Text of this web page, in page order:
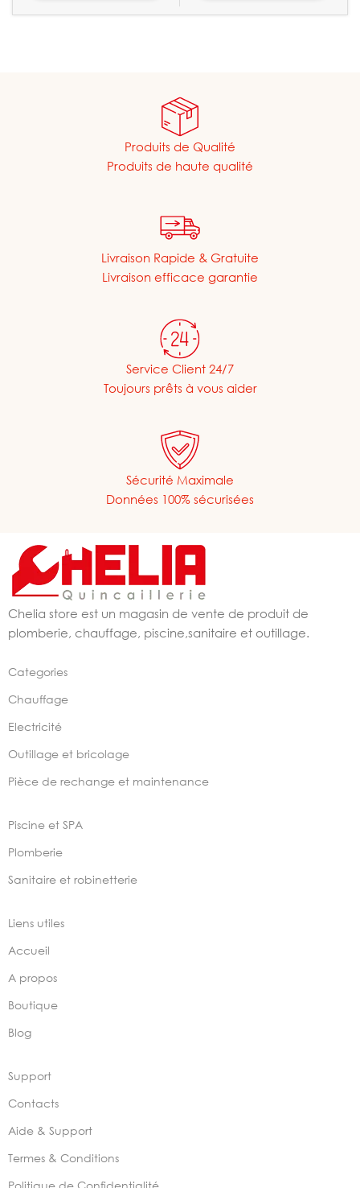
Produits de Qualité
Produits de haute qualité
Livraison Rapide & Gratuite
Livraison efficace garantie
Service Client 24/7
Toujours prêts à vous aider
Sécurité Maximale
Données 100% sécurisées
Chelia store est un magasin de vente de produit de
plomberie, chauffage, piscine,sanitaire et outillage.
Categories
Chauffage
Electricité
Outillage et bricolage
Pièce de rechange et maintenance
Piscine et SPA
Plomberie
Sanitaire et robinetterie
Liens utiles
Accueil
A propos
Boutique
Blog
Support
Contacts
Aide & Support
Termes & Conditions
Politique de Confidentialité